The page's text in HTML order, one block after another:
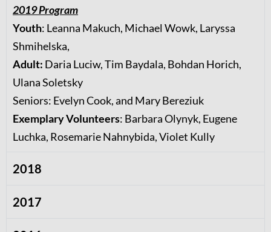
2019 Program
Youth: Leanna Makuch, Michael Wowk, Laryssa
Shmihelska,
Adult: Daria Luciw, Tim Baydala, Bohdan Horich,
Ulana Soletsky
Seniors: Evelyn Cook, and Mary Bereziuk
Exemplary Volunteers: Barbara Olynyk, Eugene
Luchka, Rosemarie Nahnybida, Violet Kully
2018
2017